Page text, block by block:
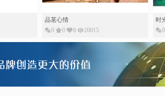
品茗心情
0
0 8 20015
时
0